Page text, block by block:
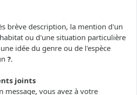
brève description, la mention d'un
ou d'une situation particulière
idée du genre ou de l'espèce
?.
joints
message, vous avez à votre